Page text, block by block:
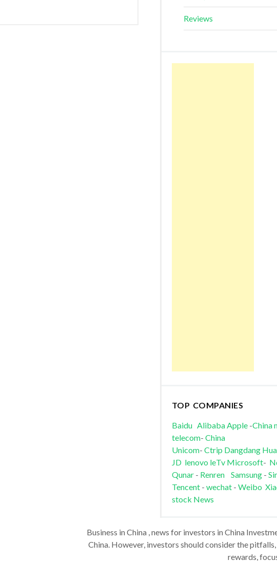
Reviews
TOP COMPANIES
Baidu AlibabaApple-China
telecom- China
Unicom- Ctrip Dangdang
JD lenovo leTv Microsoft-
Qunar- Renren Samsung-
Tencent- wechat - Weibo
stock News
Business in China , news for investors in China
China. However, investors should consider the
rewards,